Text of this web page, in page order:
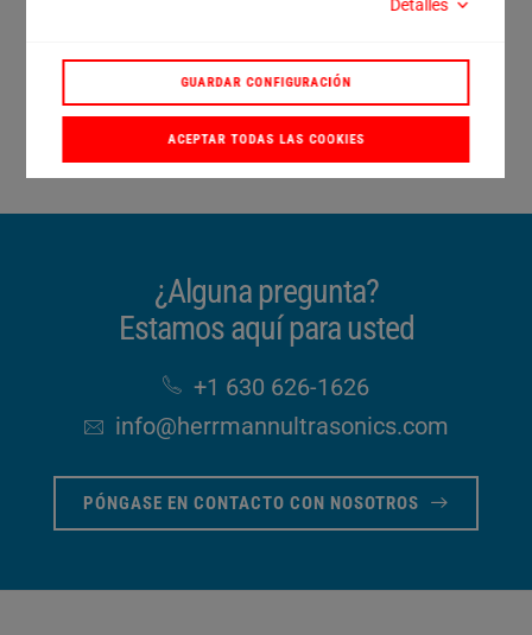
Detalles
GUARDAR CONFIGURACIÓN
ACEPTAR TODAS LAS COOKIES
ENVIAR
¿Alguna pregunta?
Estamos aquí para usted
+1 630 626-1626
info​@herrmannultrasonics​.com
PÓNGASE EN CONTACTO CON NOSOTROS